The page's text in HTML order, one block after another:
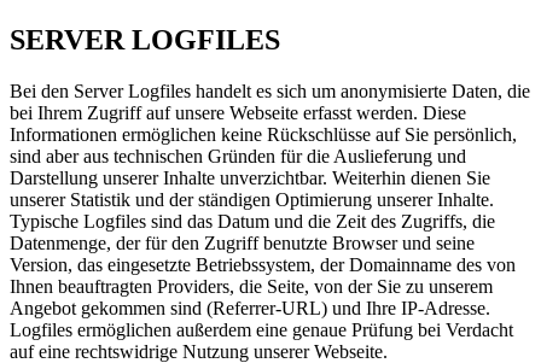
SERVER LOGFILES
Bei den Server Logfiles handelt es sich um anonymisierte Daten, die
bei Ihrem Zugriff auf unsere Webseite erfasst werden. Diese
Informationen ermöglichen keine Rückschlüsse auf Sie persönlich,
sind aber aus technischen Gründen für die Auslieferung und
Darstellung unserer Inhalte unverzichtbar. Weiterhin dienen Sie
unserer Statistik und der ständigen Optimierung unserer Inhalte.
Typische Logfiles sind das Datum und die Zeit des Zugriffs, die
Datenmenge, der für den Zugriff benutzte Browser und seine
Version, das eingesetzte Betriebssystem, der Domainname des von
Ihnen beauftragten Providers, die Seite, von der Sie zu unserem
Angebot gekommen sind (Referrer-URL) und Ihre IP-Adresse.
Logfiles ermöglichen außerdem eine genaue Prüfung bei Verdacht
auf eine rechtswidrige Nutzung unserer Webseite.